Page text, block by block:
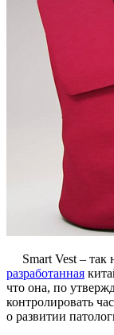
Smart Vest – так
разработанная
что она, по
контролировать
о развитии